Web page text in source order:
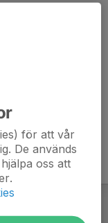
för att vår
De används
oss att